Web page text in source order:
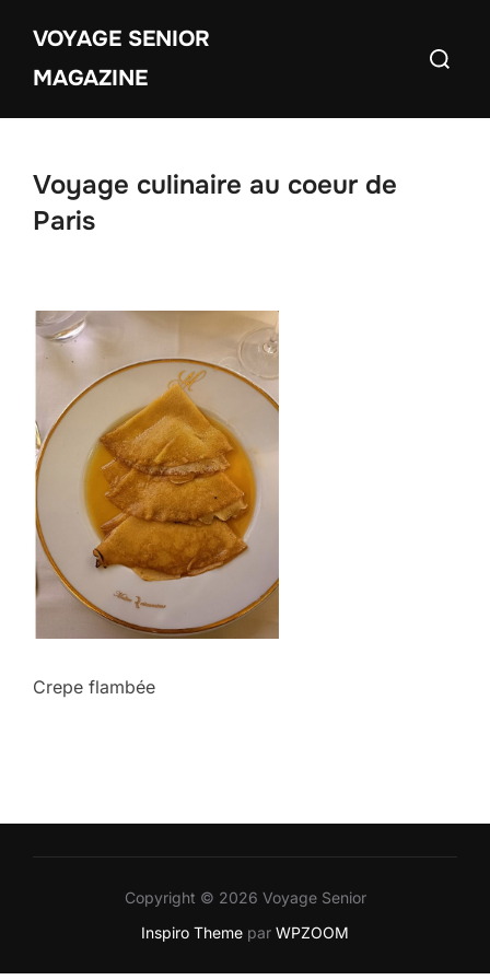
contenu
VOYAGE SENIOR
MAGAZINE
Voyage culinaire au coeur de
Paris
Crepe flambée
Copyright © 2026 Voyage Senior
Inspiro Theme par WPZOOM